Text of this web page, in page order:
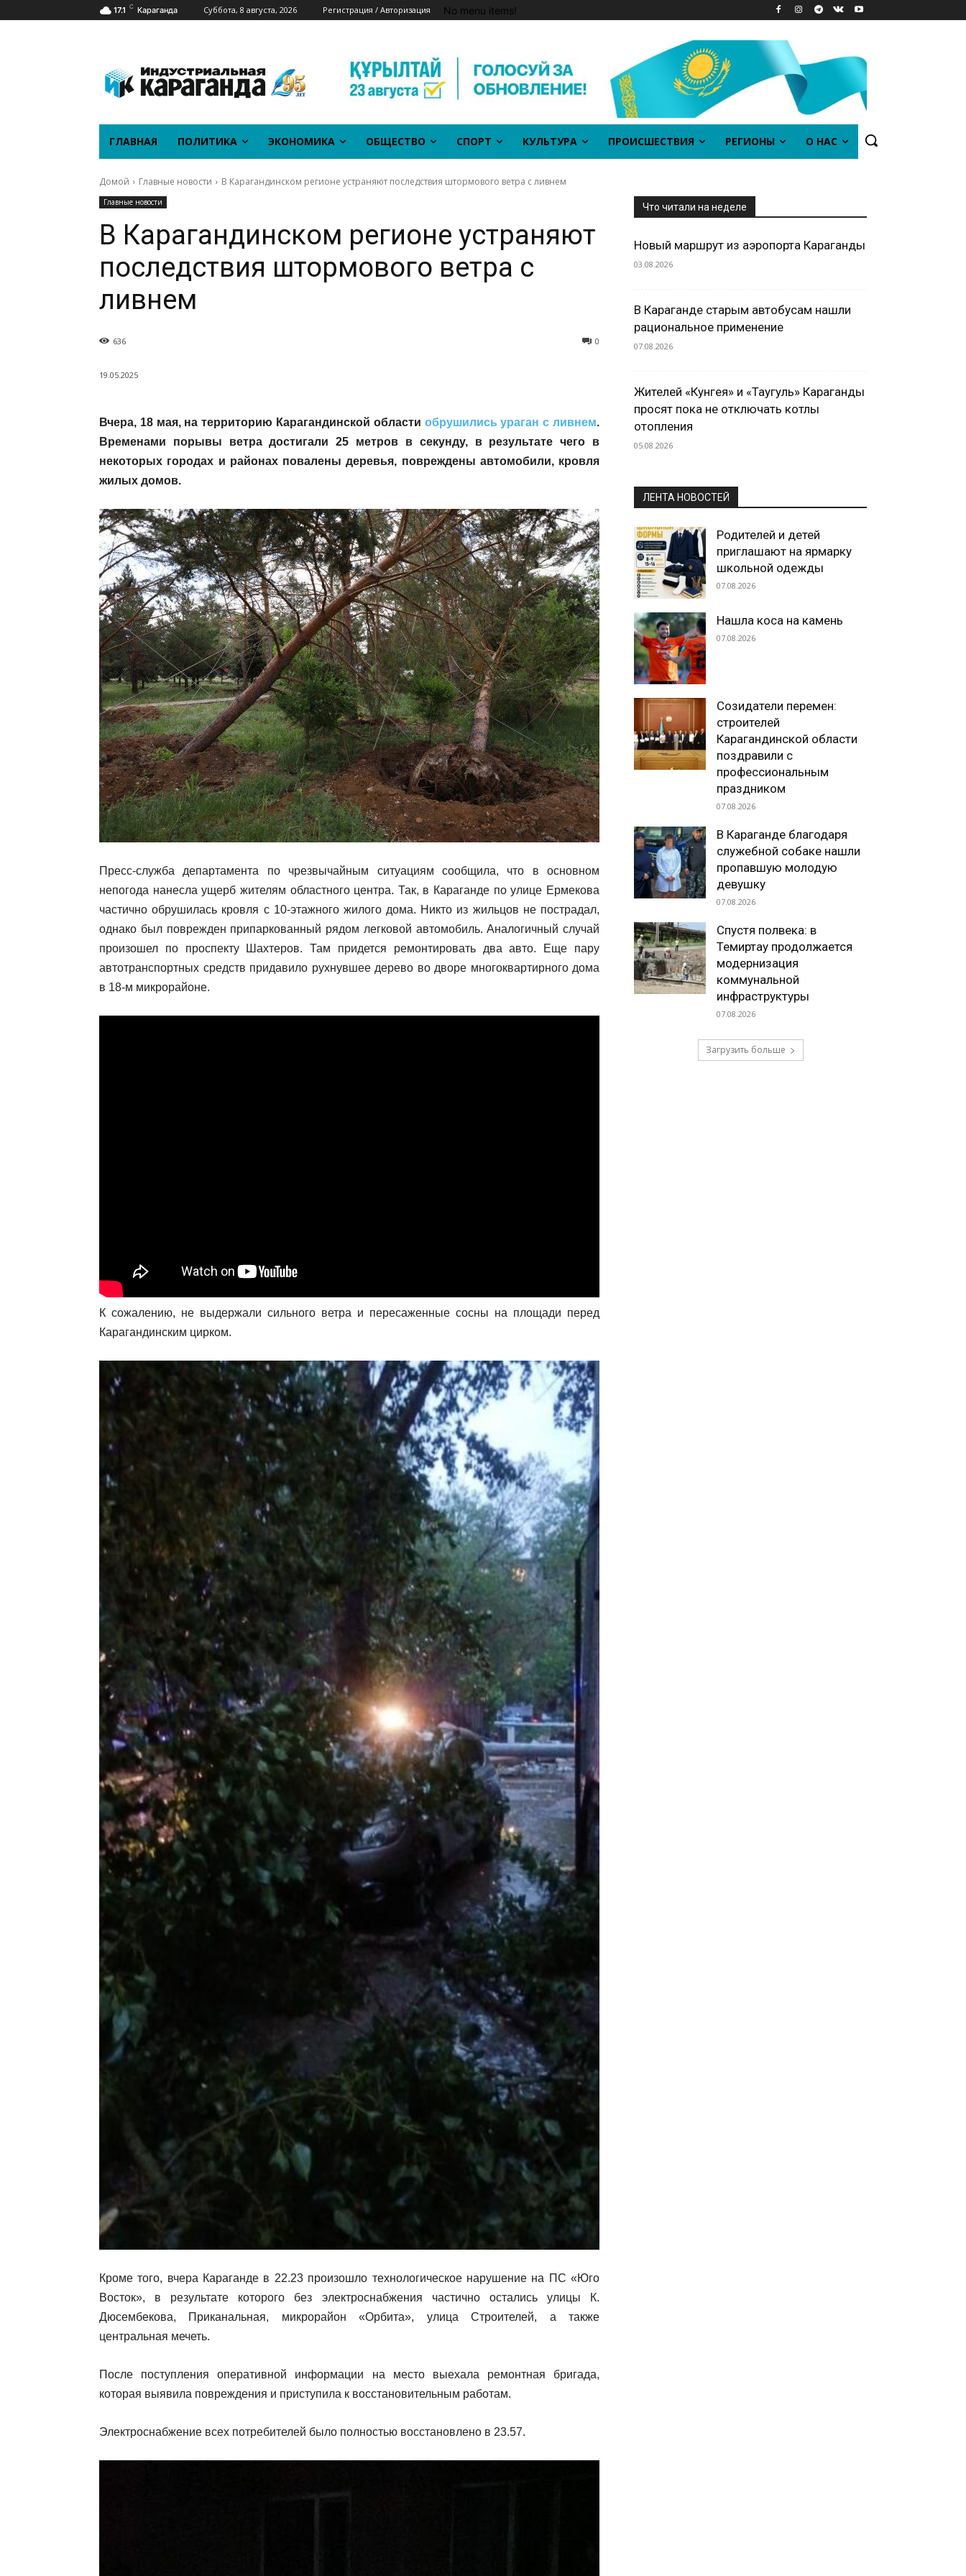
17.1 C Караганда Суббота, 8 августа, 2026 Регистрация / Авторизация No menu items!
ГЛАВНАЯ ПОЛИТИКА ЭКОНОМИКА ОБЩЕСТВО СПОРТ КУЛЬТУРА ПРОИСШЕСТВИЯ РЕГИОНЫ О НАС
Домой Главные новости В Карагандинском регионе устраняют последствия штормового ветра с ливнем
Главные новости
В Карагандинском регионе устраняют
последствия штормового ветра с
ливнем
0
636
19.05.2025
Вчера, 18 мая, на территорию Карагандинской области обрушились ураган с ливнем.
Временами порывы ветра достигали 25 метров в секунду, в результате чего в
некоторых городах и районах повалены деревья, повреждены автомобили, кровля
жилых домов.
Пресс-служба департамента по чрезвычайным ситуациям сообщила, что в основном
непогода нанесла ущерб жителям областного центра. Так, в Караганде по улице Ермекова
частично обрушилась кровля с 10-этажного жилого дома. Никто из жильцов не пострадал,
однако был поврежден припаркованный рядом легковой автомобиль. Аналогичный случай
произошел по проспекту Шахтеров. Там придется ремонтировать два авто. Еще пару
автотранспортных средств придавило рухнувшее дерево во дворе многоквартирного дома
в 18-м микрорайоне.
К сожалению, не выдержали сильного ветра и пересаженные сосны на площади перед
Карагандинским цирком.
Кроме того, вчера Караганде в 22.23 произошло технологическое нарушение на ПС «Юго
Восток», в результате которого без электроснабжения частично остались улицы К.
Дюсембекова, Приканальная, микрорайон «Орбита», улица Строителей, а также
центральная мечеть.
После поступления оперативной информации на место выехала ремонтная бригада,
которая выявила повреждения и приступила к восстановительным работам.
Электроснабжение всех потребителей было полностью восстановлено в 23.57.
Что читали на неделе
Новый маршрут из аэропорта Караганды
03.08.2026
В Караганде старым автобусам нашли
рациональное применение
07.08.2026
Жителей «Кунгея» и «Таугуль» Караганды
просят пока не отключать котлы
отопления
05.08.2026
ЛЕНТА НОВОСТЕЙ
Родителей и детей
приглашают на ярмарку
школьной одежды
07.08.2026
Нашла коса на камень
07.08.2026
Созидатели перемен:
строителей
Карагандинской области
поздравили с
профессиональным
праздником
07.08.2026
В Караганде благодаря
служебной собаке нашли
пропавшую молодую
девушку
07.08.2026
Спустя полвека: в
Темиртау продолжается
модернизация
коммунальной
инфраструктуры
07.08.2026
Загрузить больше